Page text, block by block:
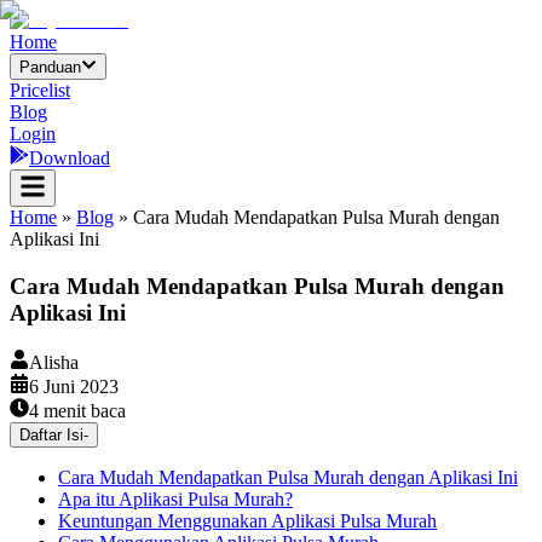
Home
Panduan
Pricelist
Blog
Login
Download
Home » Blog » Cara Mudah Mendapatkan Pulsa Murah dengan
Aplikasi Ini
Cara Mudah Mendapatkan Pulsa Murah dengan
Aplikasi Ini
Alisha
6 Juni 2023
4 menit baca
Daftar Isi-
Cara Mudah Mendapatkan Pulsa Murah dengan Aplikasi Ini
Apa itu Aplikasi Pulsa Murah?
Keuntungan Menggunakan Aplikasi Pulsa Murah